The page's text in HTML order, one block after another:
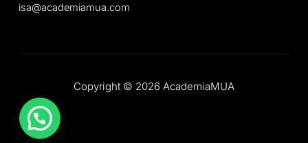
isa@academiamua.com
Copyright © 2026 AcademiaMUA